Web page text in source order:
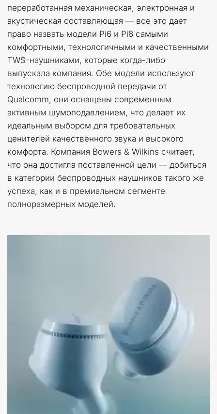
переработанная механическая, электронная и
акустическая составляющая — все это дает
право назвать модели Pi6 и Pi8 самыми
комфортными, технологичными и качественными
TWS-наушниками, которые когда-либо
выпускала компания. Обе модели используют
технологию беспроводной передачи от
Qualcomm, они оснащены современным
активным шумоподавлением, что делает их
идеальным выбором для требовательных
ценителей качественного звука и высокого
комфорта. Компания Bowers & Wilkins считает,
что она достигла поставленной цели — добиться
в категории беспроводных наушников такого же
успеха, как и в премиальном сегменте
полноразмерных моделей.